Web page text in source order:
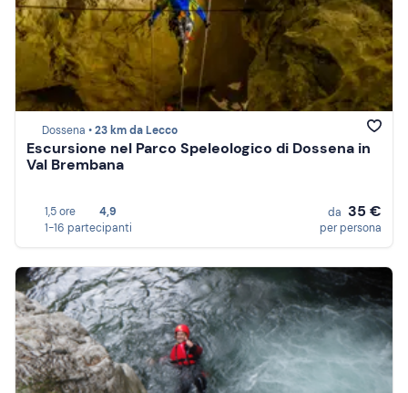
Dossena •23 km da Lecco
Escursione nel Parco Speleologico di Dossena in
Val Brembana
1,5 ore
4,9
1-16 partecipanti
da 35 €
per persona